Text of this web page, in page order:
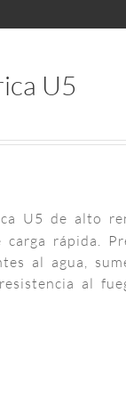
U5
U5 de alto
rápida.
al agua,
al